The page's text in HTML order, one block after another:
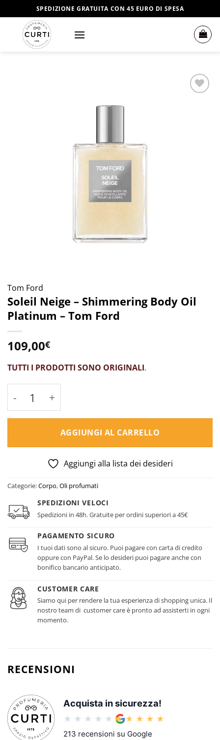
ai
contenuti
SPEDIZIONE GRATUITA CON 45 EURO DI SPESA
Tom Ford
Soleil Neige – Shimmering Body Oil
Platinum – Tom Ford
109,00€
TUTTI I PRODOTTI SONO ORIGINALI.
Soleil Neige - Shimmering Body Oil
AGGIUNGI AL CARRELLO
Aggiungi alla lista dei desideri
Categorie:Corpo,Oli profumati
SPEDIZIONI VELOCI
Spedizioni in 48h. Gratuite per ordini superiori a 45€
PAGAMENTO SICURO
I tuoi dati sono al sicuro. Puoi pagare con carta di credito
oppure con PayPal. Se lo desideri puoi pagare anche con
bonifico bancario anticipato.
CUSTOMER CARE
Siamo qui per rendere la tua esperienza di shopping unica. Il
nostro team di customer care è pronto ad assisterti in ogni
momento.
RECENSIONI
Acquista in sicurezza!
213 recensioni su Google